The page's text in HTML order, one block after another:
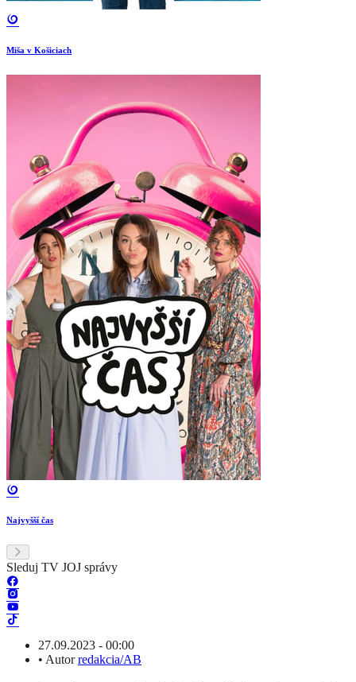
Miša v Košiciach
Najvyšší čas
Sleduj TV JOJ správy
27.09.2023 - 00:00
• Autorredakcia/AB